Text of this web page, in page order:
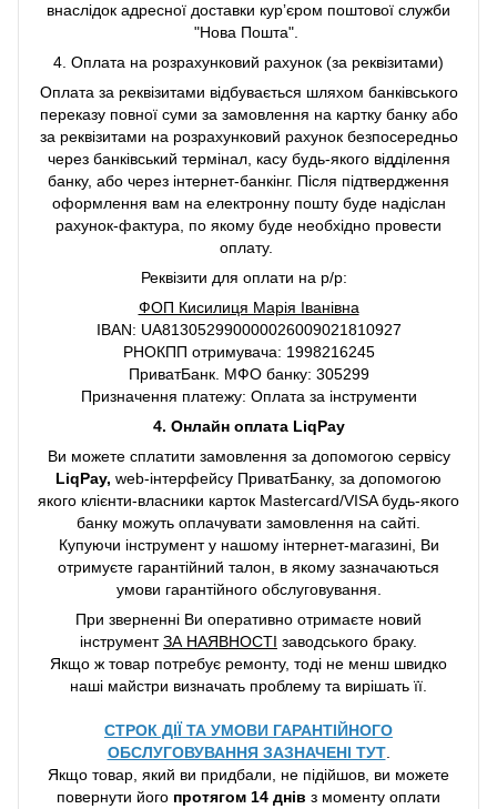
внаслідок адресної доставки курʼєром поштової служби
"Нова Пошта".
4. Оплата на розрахунковий рахунок (за реквізитами)
Оплата за реквізитами відбувається шляхом банківського
переказу повної суми за замовлення на картку банку або
за реквізитами на розрахунковий рахунок безпосередньо
через банківський термінал, касу будь-якого відділення
банку, або через інтернет-банкінг. Після підтвердження
оформлення вам на електронну пошту буде надіслан
рахунок-фактура, по якому буде необхідно провести
оплату.
Реквізити для оплати на р/р:
ФОП Кисилиця Марія Іванівна
IBAN: UA813052990000026009021810927
РНОКПП отримувача: 1998216245
ПриватБанк. МФО банку: 305299
Призначення платежу: Оплата за інструменти
4. Онлайн оплата LiqPay
Ви можете сплатити замовлення за допомогою сервісу
LiqPay, web-інтерфейсу ПриватБанку, за допомогою
якого клієнти-власники карток Mastercard/VISA будь-якого
банку можуть оплачувати замовлення на сайті.
Купуючи інструмент у нашому інтернет-магазині, Ви
отримуєте гарантійний талон, в якому зазначаються
умови гарантійного обслуговування.
При зверненні Ви оперативно отримаєте новий
інструментЗА НАЯВНОСТІ заводського браку.
Якщо ж товар потребує ремонту, тоді не менш швидко
наші майстри визначать проблему та вирішать її.
СТРОК ДІЇ ТА УМОВИ ГАРАНТІЙНОГО
ОБСЛУГОВУВАННЯ ЗАЗНАЧЕНІ ТУТ.
Якщо товар, який ви придбали, не підійшов, ви можете
повернути його протягом 14 днів з моменту оплати